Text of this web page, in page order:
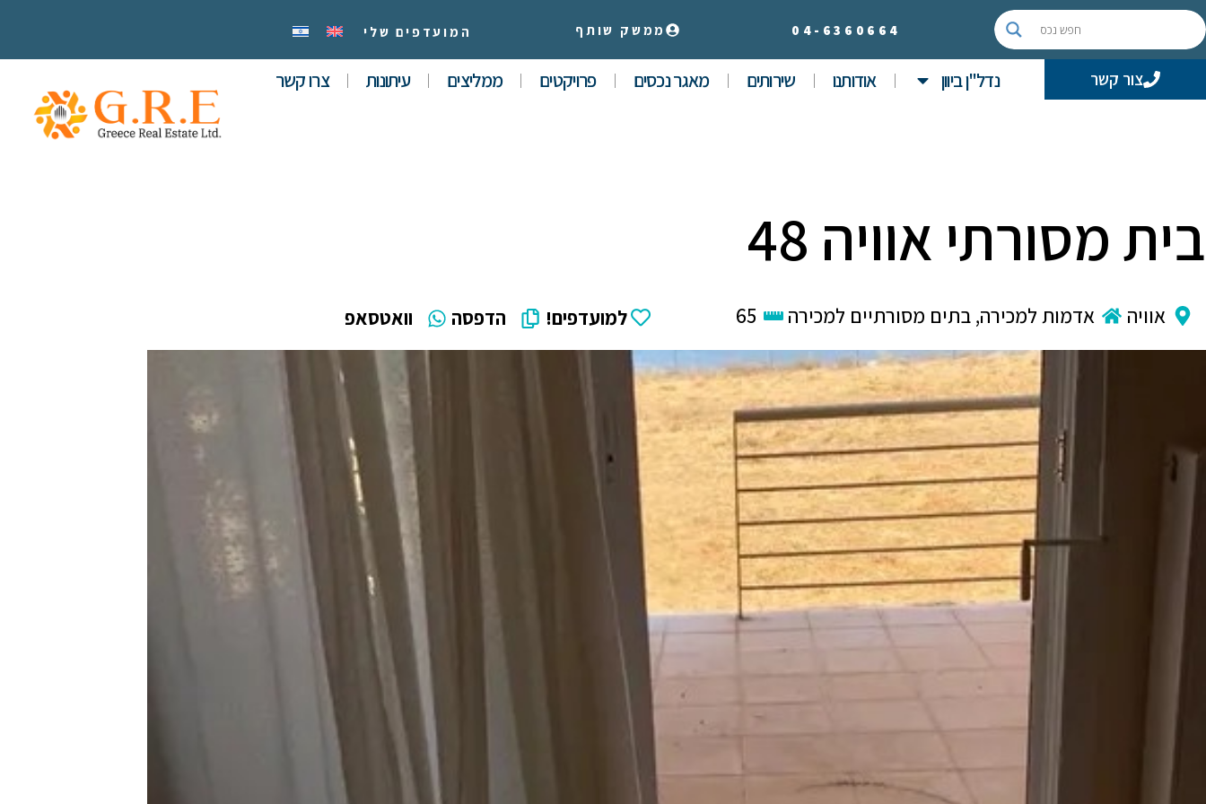
04- 6360664 ממשק שותף המועדפים שלי
צור קשר נדל"ן ביוון אודותנו שירותים מאגר נכסים פרויקטים ממליצים עיתונות צרו קשר
בית מסורתי אוויה 48
אוויה אדמות למכירה, בתים מסורתיים למכירה 65 למועדפים! הדפסה וואטסאפ